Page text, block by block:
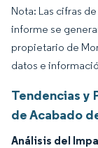
Nota: Las cifras
informe se
propietario de
datos e
Tendencias y
de Acabado
Análisis del